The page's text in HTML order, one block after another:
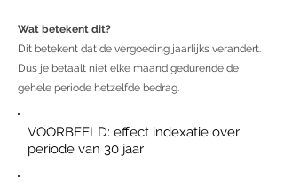
Wat betekent dit?
Dit betekent dat de vergoeding jaarlijks verandert.
Dus je betaalt niet elke maand gedurende de
gehele periode hetzelfde bedrag.
VOORBEELD: effect indexatie over
periode van 30 jaar